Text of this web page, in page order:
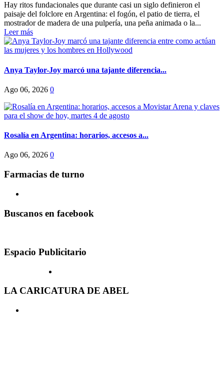
Hay ritos fundacionales que durante casi un siglo definieron el
paisaje del folclore en Argentina: el fogón, el patio de tierra, el
mostrador de madera de una pulpería, una peña animada o la...
Leer más
Anya Taylor-Joy marcó una tajante diferencia...
Ago 06, 2026 0
Rosalía en Argentina: horarios, accesos a...
Ago 06, 2026 0
Farmacias de turno
Buscanos en facebook
Espacio Publicitario
LA CARICATURA DE ABEL